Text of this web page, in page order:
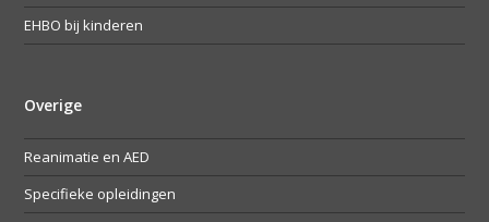
EHBO bij kinderen
Overige
Reanimatie en AED
Specifieke opleidingen